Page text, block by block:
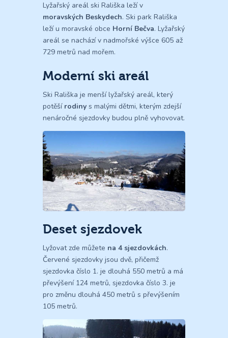
Lyžařský areál ski Rališka leží v
moravských Beskydech. Ski park Rališka
leží u moravské obce Horní Bečva. Lyžařský
areál se nachází v nadmořské výšce 605 až
729 metrů nad mořem.
Moderní ski areál
Ski Rališka je menší lyžařský areál, který
potěší rodiny s malými dětmi, kterým zdejší
nenáročné sjezdovky budou plně vyhovovat.
Deset sjezdovek
Lyžovat zde můžete na 4 sjezdovkách.
Červené sjezdovky jsou dvě, přičemž
sjezdovka číslo 1. je dlouhá 550 metrů a má
převýšení 124 metrů, sjezdovka číslo 3. je
pro změnu dlouhá 450 metrů s převýšením
105 metrů.